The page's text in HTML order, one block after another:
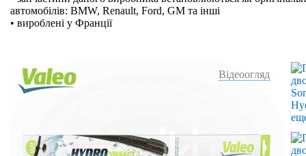
автомобілів: BMW, Renault, Ford, GM та інші
• вироблені у Франції
Відеоогляд